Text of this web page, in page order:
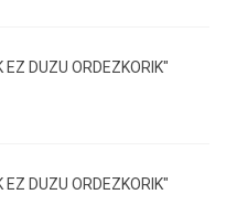
EZ DUZU ORDEZKORIK"
EZ DUZU ORDEZKORIK"